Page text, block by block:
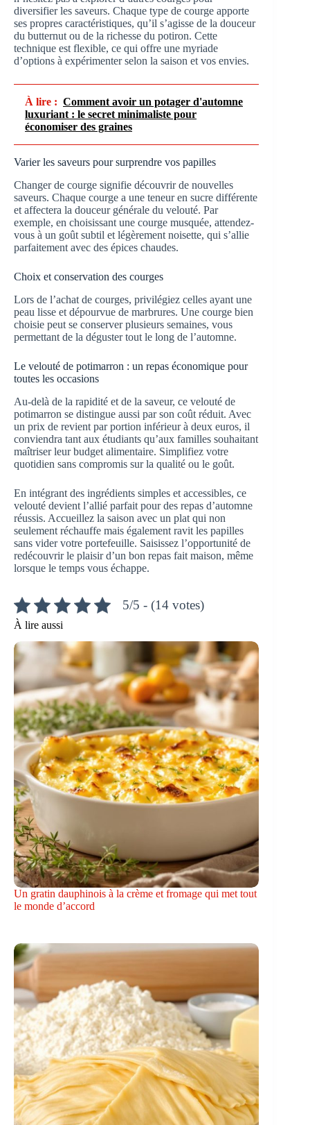
diversifier les saveurs. Chaque type de courge apporte
ses propres caractéristiques, qu’il s’agisse de la douceur
du butternut ou de la richesse du potiron. Cette
technique est flexible, ce qui offre une myriade
d’options à expérimenter selon la saison et vos envies.
À lire : Comment avoir un potager d'automne
luxuriant : le secret minimaliste pour
économiser des graines
Varier les saveurs pour surprendre vos papilles
Changer de courge signifie découvrir de nouvelles
saveurs. Chaque courge a une teneur en sucre différente
et affectera la douceur générale du velouté. Par
exemple, en choisissant une courge musquée, attendez-
vous à un goût subtil et légèrement noisette, qui s’allie
parfaitement avec des épices chaudes.
Choix et conservation des courges
Lors de l’achat de courges, privilégiez celles ayant une
peau lisse et dépourvue de marbrures. Une courge bien
choisie peut se conserver plusieurs semaines, vous
permettant de la déguster tout le long de l’automne.
Le velouté de potimarron : un repas économique pour
toutes les occasions
Au-delà de la rapidité et de la saveur, ce velouté de
potimarron se distingue aussi par son coût réduit. Avec
un prix de revient par portion inférieur à deux euros, il
conviendra tant aux étudiants qu’aux familles souhaitant
maîtriser leur budget alimentaire. Simplifiez votre
quotidien sans compromis sur la qualité ou le goût.
En intégrant des ingrédients simples et accessibles, ce
velouté devient l’allié parfait pour des repas d’automne
réussis. Accueillez la saison avec un plat qui non
seulement réchauffe mais également ravit les papilles
sans vider votre portefeuille. Saisissez l’opportunité de
redécouvrir le plaisir d’un bon repas fait maison, même
lorsque le temps vous échappe.
5/5 - (14 votes)
À lire aussi
Un gratin dauphinois à la crème et fromage qui met tout
le monde d’accord